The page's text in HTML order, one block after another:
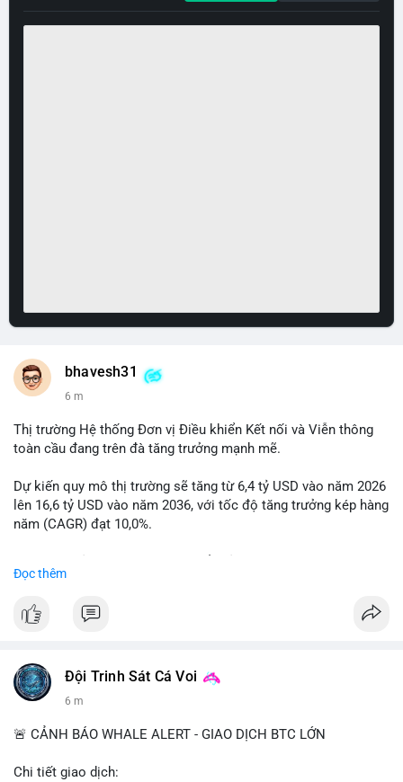
bhavesh31
6 m
Thị trường Hệ thống Đơn vị Điều khiển Kết nối và Viễn thông
toàn cầu đang trên đà tăng trưởng mạnh mẽ.
Dự kiến quy mô thị trường sẽ tăng từ 6,4 tỷ USD vào năm 2026
lên 16,6 tỷ USD vào năm 2036, với tốc độ tăng trưởng kép hàng
năm (CAGR) đạt 10,0%.
trong các lĩnh vực ô tô, logistics và thiết bị thông minh.
Doanh nghiệp cần theo dõi xu hướng này để nắm bắt cơ hội
Đọc thêm
Đội Trinh Sát Cá Voi
6 m
🚨 CẢNH BÁO WHALE ALERT - GIAO DỊCH BTC LỚN
Chi tiết giao dịch: